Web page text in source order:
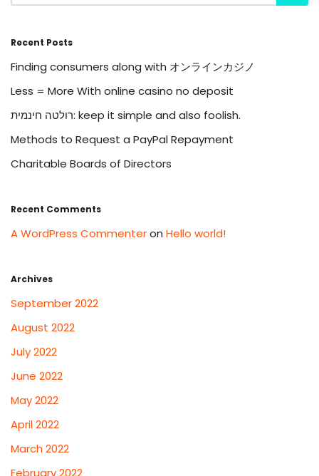
Recent Posts
Finding consumers along with オンラインカジノ
Less = More With online casino no deposit
רולטה חינמית: keep it simple and also foolish.
Methods to Request a PayPal Repayment
Charitable Boards of Directors
Recent Comments
A WordPress Commenteron Hello world!
Archives
September 2022
August 2022
July 2022
June 2022
May 2022
April 2022
March 2022
February 2022